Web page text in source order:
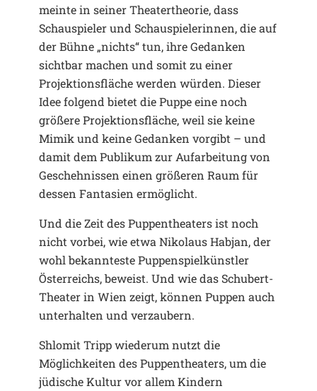
meinte in seiner Theatertheorie, dass
Schauspieler und Schauspielerinnen, die auf
der Bühne „nichts“ tun, ihre Gedanken
sichtbar machen und somit zu einer
Projektionsfläche werden würden. Dieser
Idee folgend bietet die Puppe eine noch
größere Projektionsfläche, weil sie keine
Mimik und keine Gedanken vorgibt – und
damit dem Publikum zur Aufarbeitung von
Geschehnissen einen größeren Raum für
dessen Fantasien ermöglicht.
Und die Zeit des Puppentheaters ist noch
nicht vorbei, wie etwa Nikolaus Habjan, der
wohl bekannteste Puppenspielkünstler
Österreichs, beweist. Und wie das Schubert-
Theater in Wien zeigt, können Puppen auch
unterhalten und verzaubern.
Shlomit Tripp wiederum nutzt die
Möglichkeiten des Puppentheaters, um die
jüdische Kultur vor allem Kindern